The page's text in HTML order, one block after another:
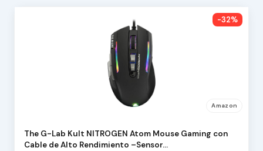
-32%
Amazon
The G-Lab Kult NITROGEN Atom Mouse Gaming con
Cable de Alto Rendimiento –Sensor…